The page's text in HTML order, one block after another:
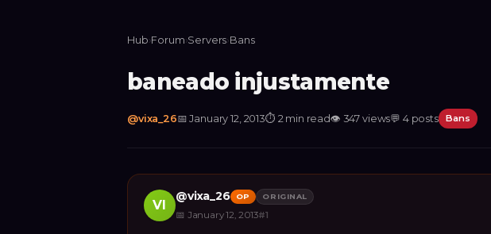
Hub›Forum›Servers›Bans
baneado injustamente
@vixa_26📅January 12, 2013⏱ 2 min read👁 347 views💬 4 posts Bans
VI
@vixa_26 OP ORIGINAL
📅 January 12, 2013#1